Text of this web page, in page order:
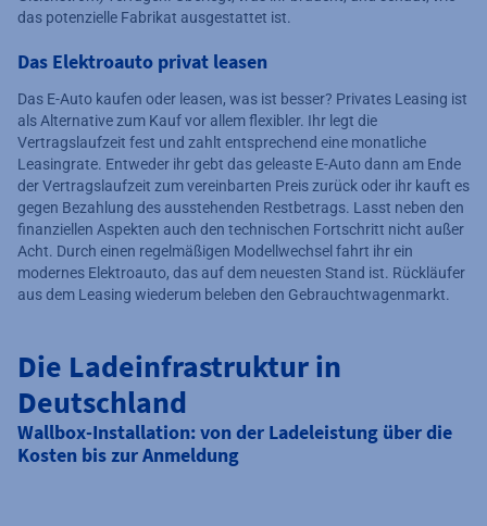
das potenzielle Fabrikat ausgestattet ist.
Das Elektroauto privat leasen
Das E-Auto kaufen oder leasen, was ist besser? Privates Leasing ist
als Alternative zum Kauf vor allem flexibler. Ihr legt die
Vertragslaufzeit fest und zahlt entsprechend eine monatliche
Leasingrate. Entweder ihr gebt das geleaste E-Auto dann am Ende
der Vertragslaufzeit zum vereinbarten Preis zurück oder ihr kauft es
gegen Bezahlung des ausstehenden Restbetrags. Lasst neben den
finanziellen Aspekten auch den technischen Fortschritt nicht außer
Acht. Durch einen regelmäßigen Modellwechsel fahrt ihr ein
modernes Elektroauto, das auf dem neuesten Stand ist. Rückläufer
aus dem Leasing wiederum beleben den Gebrauchtwagenmarkt.
Die Ladeinfrastruktur in
Deutschland
Wallbox-Installation: von der Ladeleistung über die
Kosten bis zur Anmeldung